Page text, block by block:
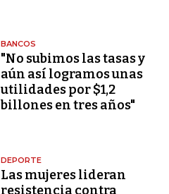
BANCOS
"No subimos las tasas y
aún así logramos unas
utilidades por $1,2
billones en tres años"
DEPORTE
Las mujeres lideran
resistencia contra